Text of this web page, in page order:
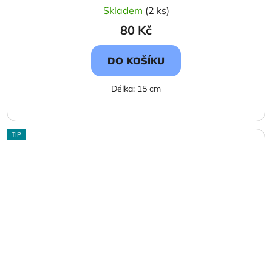
Skladem (2 ks)
80 Kč
DO KOŠÍKU
Délka: 15 cm
TIP